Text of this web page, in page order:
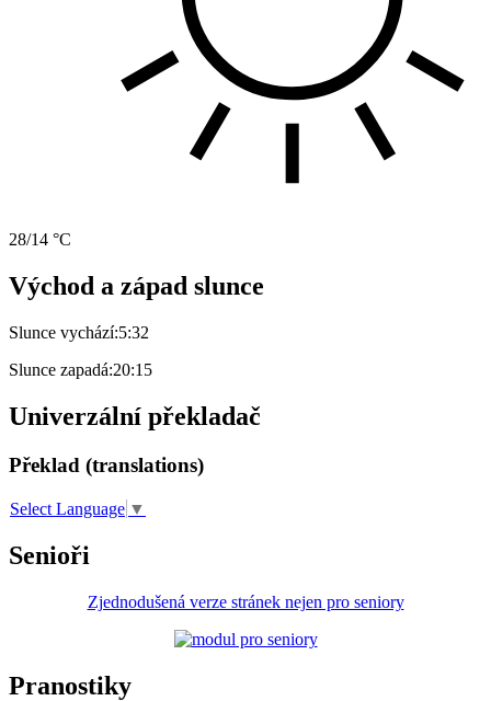
28/14 °C
Východ a západ slunce
Slunce vychází:5:32
Slunce zapadá:20:15
Univerzální překladač
Překlad (translations)
Select Language ▼
Senioři
Zjednodušená verze stránek nejen pro seniory
Pranostiky